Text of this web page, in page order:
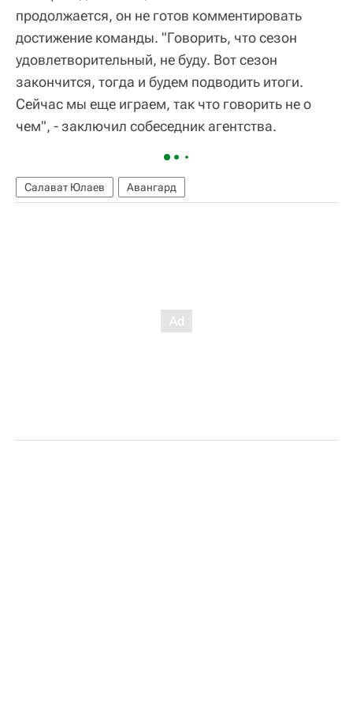
продолжается, он не готов комментировать
достижение команды. "Говорить, что сезон
удовлетворительный, не буду. Вот сезон
закончится, тогда и будем подводить итоги.
Сейчас мы еще играем, так что говорить не о
чем", - заключил собеседник агентства.
Салават Юлаев Авангард